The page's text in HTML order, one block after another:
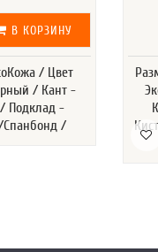
В КОРЗИНУ
/ Цвет
/ Кант -
Подклад -
Спанбонд /